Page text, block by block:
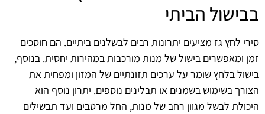
בבישול הביתי
סירי לחץ גז מציעים יתרונות רבים לבשלנים ביתיים. הם חוסכים
זמן ומאפשרים בישול של מנות מורכבות במהירות יחסית. בנוסף,
בישול בלחץ שומר על ערכים תזונתיים של המזון ומפחית את
הצורך בשימוש בשמנים או תבלינים נוספים. יתרון נוסף הוא
היכולת לבשל מגוון רחב של מנות, החל מרטבים ועד תבשילים